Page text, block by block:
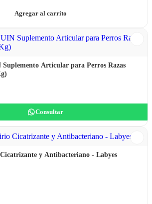
Agregar al carrito
Suplemento Articular para Perros Razas
Consultar
y Antibacteriano - Labyes